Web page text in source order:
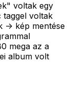
voltak egy
taggel voltak
-> kép mentése
mega az a
album volt